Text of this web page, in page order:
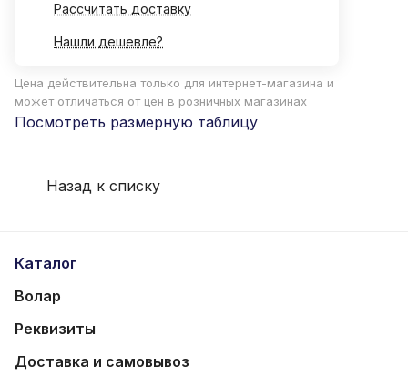
Рассчитать доставку
Нашли дешевле?
Цена действительна только для интернет-магазина и
может отличаться от цен в розничных магазинах
Посмотреть размерную таблицу
Назад к списку
Каталог
Волар
Реквизиты
Доставка и самовывоз